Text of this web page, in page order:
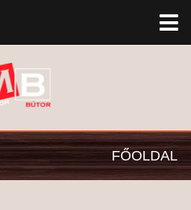
FŐOLDAL